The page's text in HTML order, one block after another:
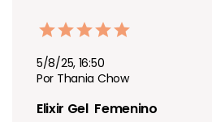
5/8/25, 16:50
Por Thania Chow
Elixir Gel  Femenino